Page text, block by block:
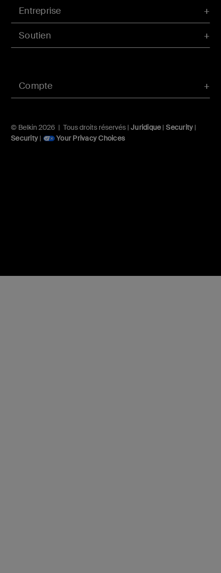
Compte
Entreprise
Soutien
© Belkin 2026 | Tous droits réservés | Juridique|Security |
Security | Your Privacy Choices